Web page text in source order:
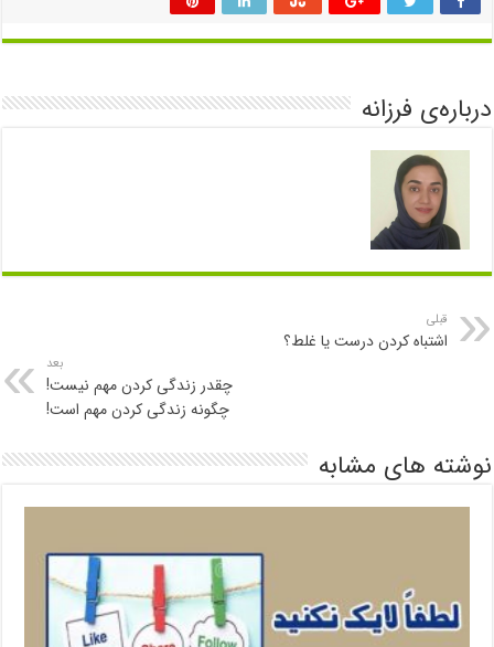
درباره‌ی فرزانه
قبلی
اشتباه کردن درست یا غلط؟
بعد
چقدر زندگی کردن مهم نیست!
چگونه زندگی کردن مهم است!
نوشته های مشابه